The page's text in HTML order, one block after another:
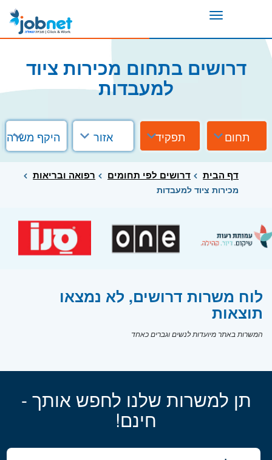
Toggle
דרושים בתחום מכירות ציוד
למעבדות
תחום תפקיד אזור היקף משרה
דף הבית דרושים לפי תחומים רפואה ובריאות
מכירות ציוד למעבדות
לוח משרות דרושים, לא נמצאו
תוצאות
המשרות באתר מיועדות לנשים וגברים כאחד
תן למשרות שלנו לחפש אותך -
חינם!